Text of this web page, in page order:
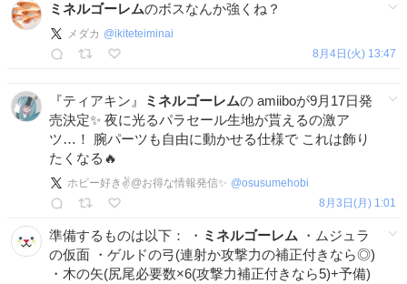
ミネルゴーレムのボスなんか強くね？
メダカ @ikiteteiminai
8月4日(火) 13:47
『ティアキン』 ミネルゴーレムの amiiboが9月17日発
売決定✨ 夜に光るパラセール生地が貰えるの激ア
ツ…！ 腕パーツも自由に動かせる仕様で これは飾り
たくなる🔥
ホビー好き✌️@お得な情報発信✨ @osusumehobi
8月3日(月) 1:01
準備するものは以下： ・ ミネルゴーレム ・ムジュラ
の仮面 ・ゲルドの弓(連射か攻撃力の補正付きなら◎)
・木の矢(尻尾必要数×6(攻撃力補正付きなら5)+予備)